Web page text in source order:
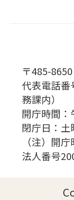
〒485-
代表電話
務課内）
開庁時間
閉庁日：
（注）開
法人番号